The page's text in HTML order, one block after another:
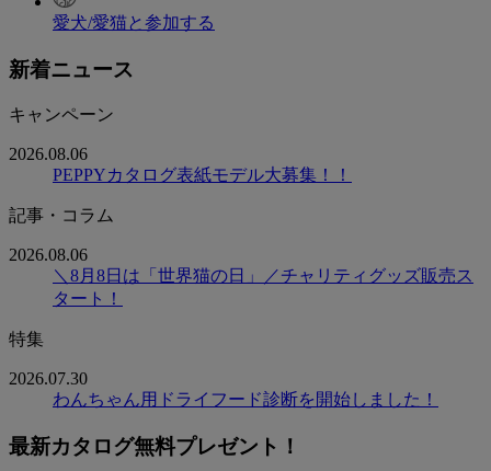
愛犬/愛猫と参加する
新着ニュース
キャンペーン
2026.08.06
PEPPYカタログ表紙モデル大募集！！
記事・コラム
2026.08.06
＼8月8日は「世界猫の日」／チャリティグッズ販売ス
タート！
特集
2026.07.30
わんちゃん用ドライフード診断を開始しました！
最新カタログ無料プレゼント！